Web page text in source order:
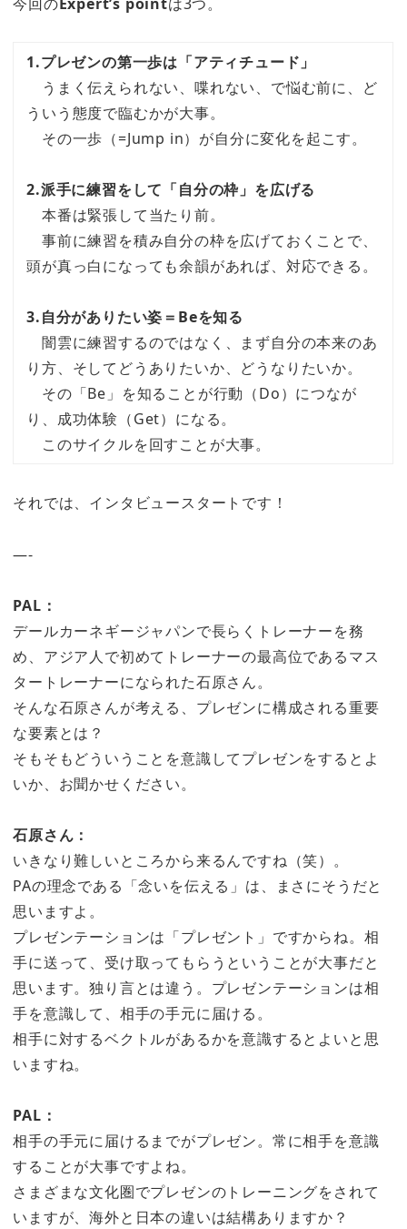
1.プレゼンの第一歩は「アティチュード」
うまく伝えられない、喋れない、で悩む前に、ど
ういう態度で臨むかが大事。
その一歩（=Jump in）が自分に変化を起こす。
2.派手に練習をして「自分の枠」を広げる
本番は緊張して当たり前。
事前に練習を積み自分の枠を広げておくことで、
頭が真っ白になっても余韻があれば、対応できる。
3.自分がありたい姿＝Beを知る
闇雲に練習するのではなく、まず自分の本来のあ
り方、そしてどうありたいか、どうなりたいか。
その「Be」を知ることが行動（Do）につなが
り、成功体験（Get）になる。
このサイクルを回すことが大事。
それでは、インタビュースタートです！
—-
PAL：
デールカーネギージャパンで長らくトレーナーを務
め、アジア人で初めてトレーナーの最高位であるマス
タートレーナーになられた石原さん。
そんな石原さんが考える、プレゼンに構成される重要
な要素とは？
そもそもどういうことを意識してプレゼンをするとよ
いか、お聞かせください。
石原さん：
いきなり難しいところから来るんですね（笑）。
PAの理念である「念いを伝える」は、まさにそうだと
思いますよ。
プレゼンテーションは「プレゼント」ですからね。相
手に送って、受け取ってもらうということが大事だと
思います。独り言とは違う。プレゼンテーションは相
手を意識して、相手の手元に届ける。
相手に対するベクトルがあるかを意識するとよいと思
いますね。
PAL：
相手の手元に届けるまでがプレゼン。常に相手を意識
することが大事ですよね。
さまざまな文化圏でプレゼンのトレーニングをされて
いますが、海外と日本の違いは結構ありますか？